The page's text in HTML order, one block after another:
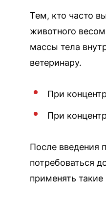
Тем, кто часто
животного
массы тела
ветеринару.
При
При
После введения
потребоваться
применять